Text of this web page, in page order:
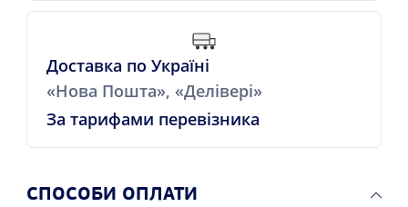
Доставка по Україні
«Нова Пошта», «Делівері»
За тарифами перевізника
СПОСОБИ ОПЛАТИ